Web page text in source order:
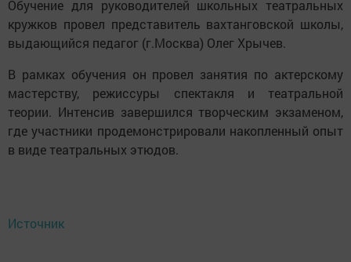
Обучение для руководителей школьных театральных
кружков провел представитель вахтанговской школы,
выдающийся педагог (г.Москва) Олег Хрычев.
В рамках обучения он провел занятия по актерскому
мастерству, режиссуры спектакля и театральной
теории. Интенсив завершился творческим экзаменом,
где участники продемонстрировали накопленный опыт
в виде театральных этюдов.
Источник